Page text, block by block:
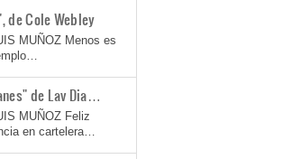
de Cole Webley
MUÑOZ Menos es
de Lav Dia…
MUÑOZ Feliz
en cartelera…